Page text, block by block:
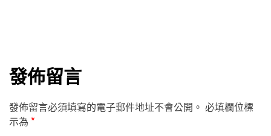
發佈留言
發佈留言必須填寫的電子郵件地址不會公開。 必填欄位標
示為 *